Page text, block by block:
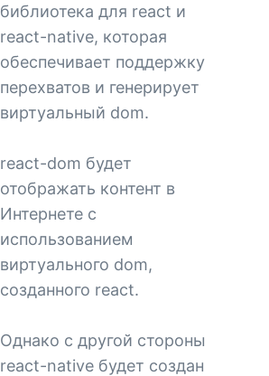
библиотека для react и
react-native, которая
обеспечивает поддержку
перехватов и генерирует
виртуальный dom.
react-dom будет
отображать контент в
Интернете с
использованием
виртуального dom,
созданного react.
Однако с другой стороны
react-native будет создан